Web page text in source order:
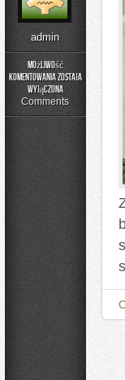
admin
Możliwość
komentowania
Smakowita
Kuchnia
Meksykańska:
Burrito
została
wyłączona
Comments